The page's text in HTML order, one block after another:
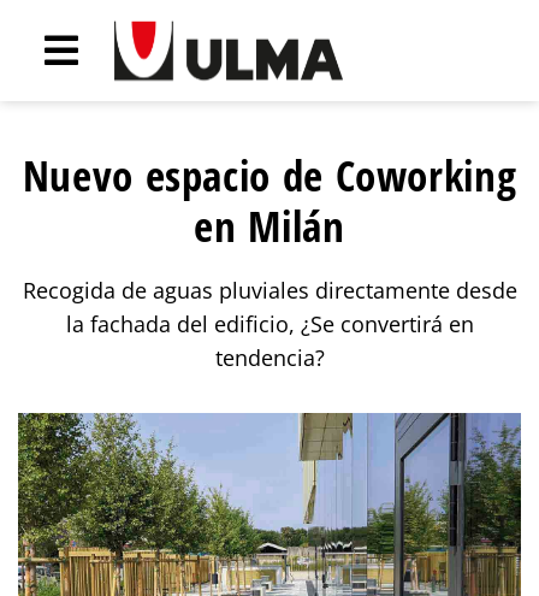
Nuevo espacio de Coworking
en Milán
Recogida de aguas pluviales directamente desde
la fachada del edificio, ¿Se convertirá en
tendencia?